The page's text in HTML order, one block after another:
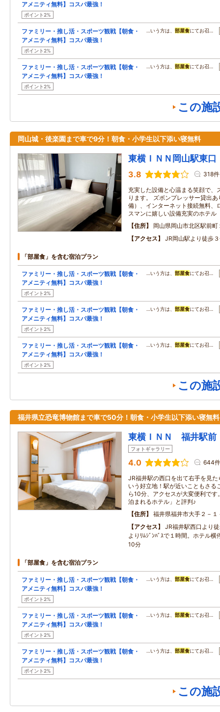
アメニティ無料】コスパ最強！
ポイント2%
ファミリー・推し活・スポーツ観戦【朝食・
アメニティ無料】コスパ最強！
ポイント2%
…いう方は、 部屋食にてお召…
ファミリー・推し活・スポーツ観戦【朝食・
アメニティ無料】コスパ最強！
ポイント2%
…いう方は、 部屋食にてお召…
この施
岡山城・後楽園まで車で9分！朝食・小学生以下添い寝無料
東横ＩＮＮ岡山駅東口
3.8 318件
充実した設備と心温まる笑顔で、
ります。 ズボンプレッサー貸出
備）、インターネット接続無料、
スマンに嬉しい設備充実のホテル
住所
岡山県岡山市北区駅前町
アクセス
JR岡山駅より徒歩
「部屋食」を含む宿泊プラン
ファミリー・推し活・スポーツ観戦【朝食・
アメニティ無料】コスパ最強！
ポイント2%
…いう方は、 部屋食にてお召…
ファミリー・推し活・スポーツ観戦【朝食・
アメニティ無料】コスパ最強！
ポイント2%
…いう方は、 部屋食にてお召…
ファミリー・推し活・スポーツ観戦【朝食・
アメニティ無料】コスパ最強！
ポイント2%
…いう方は、 部屋食にてお召…
この施
福井県立恐竜博物館まで車で50分！朝食・小学生以下添い寝無料
東横ＩＮＮ 福井駅前
フォトギャラリー
4.0 644件
JR福井駅の西口を出て右手を見
いう好立地！駅が近いこともさる
ら10分、アクセスが大変便利で
泊まれるホテル」と評判♪
住所
福井県福井市大手２－１
アクセス
JR福井駅西口より
よりﾘﾑｼﾞﾝﾊﾞｽで１時間。ホテル横
10分
「部屋食」を含む宿泊プラン
ファミリー・推し活・スポーツ観戦【朝食・
アメニティ無料】コスパ最強！
ポイント2%
…いう方は、 部屋食にてお召…
ファミリー・推し活・スポーツ観戦【朝食・
アメニティ無料】コスパ最強！
ポイント2%
…いう方は、 部屋食にてお召…
ファミリー・推し活・スポーツ観戦【朝食・
アメニティ無料】コスパ最強！
ポイント2%
…いう方は、 部屋食にてお召…
この施